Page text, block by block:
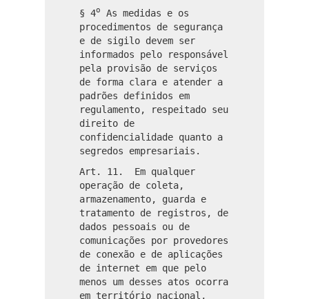
§ 4o
As medidas e os
procedimentos de segurança
e de sigilo devem ser
informados pelo responsável
pela provisão de serviços
de forma clara e atender a
padrões definidos em
regulamento, respeitado seu
direito de
confidencialidade quanto a
segredos empresariais.
Art. 11. Em qualquer
operação de coleta,
armazenamento, guarda e
tratamento de registros, de
dados pessoais ou de
comunicações por provedores
de conexão e de aplicações
de internet em que pelo
menos um desses atos ocorra
em território nacional,